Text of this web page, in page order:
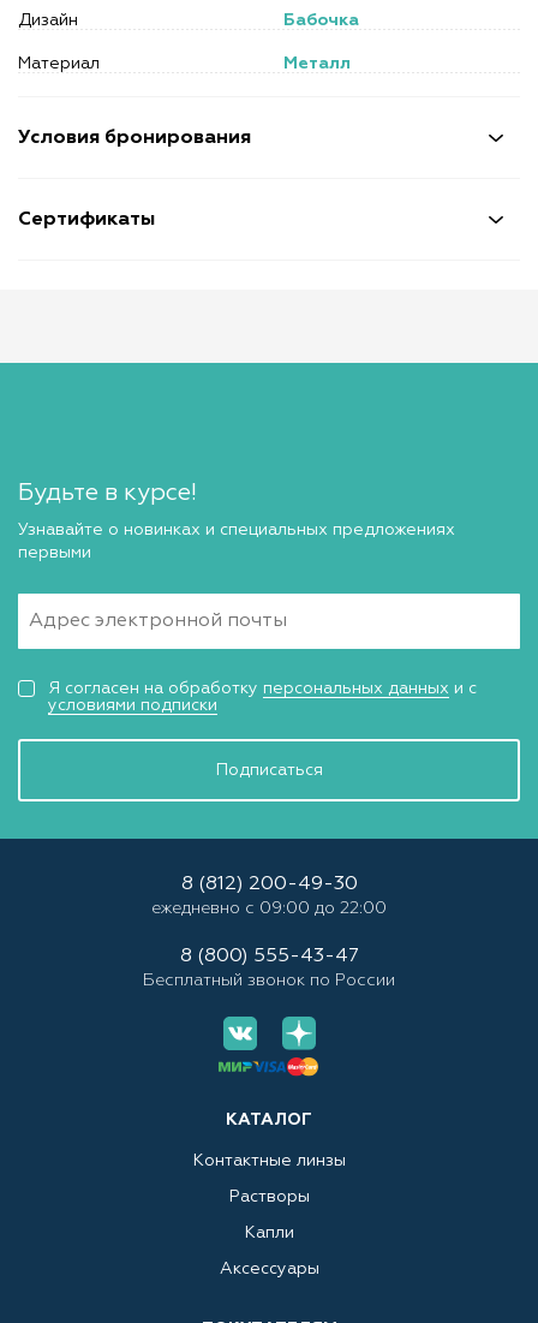
Условия бронирования
Сертификаты
Дизайн Бабочка
Материал Металл
Будьте в курсе!
Узнавайте о новинках и специальных предложениях
первыми
Подписаться
Я согласен на обработку персональных данных и с
условиями подписки
КАТАЛОГ
Контактные линзы
Растворы
Капли
Аксессуары
8 (812) 200-49-30
ежедневно с 09:00 до 22:00
8 (800) 555-43-47
Бесплатный звонок по России